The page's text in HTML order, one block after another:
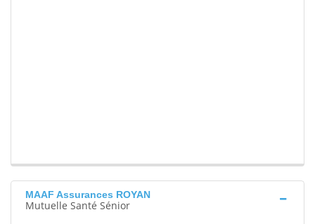
MAAF Assurances ROYAN
Mutuelle Santé Sénior